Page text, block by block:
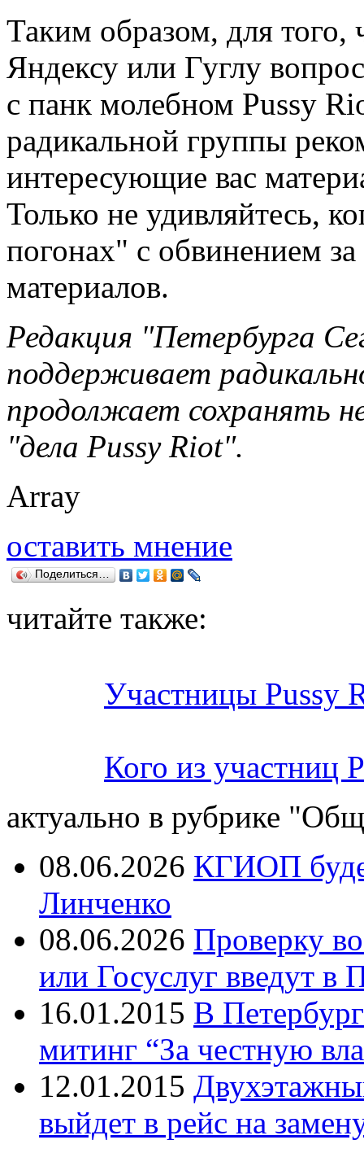
Таким образом, для того,
Яндексу или Гуглу
с панк молебном Pussy
радикальной группы
интересующие вас
Только не удивляйтесь,
погонах" с обвинением
материалов.
Редакция "Петербурга
поддерживает
продолжает сохранять
"дела Pussy Riot".
Array
оставить мнение
Поделиться…
читайте также:
Участницы Pussy
Кого из участниц
актуально в рубрике
08.06.2026 КГИОП
Линченко
08.06.2026 Проверку
или Госуслуг введут в
16.01.2015 В
митинг “За честную
12.01.2015
выйдет в рейс на